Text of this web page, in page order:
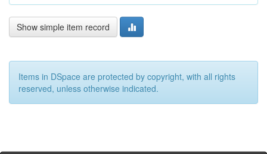
Show simple item record
Items in DSpace are protected by copyright, with all rights
reserved, unless otherwise indicated.